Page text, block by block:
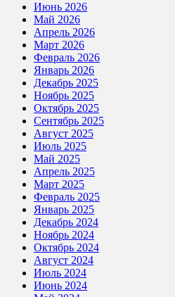
Июнь 2026
Май 2026
Апрель 2026
Март 2026
Февраль 2026
Январь 2026
Декабрь 2025
Ноябрь 2025
Октябрь 2025
Сентябрь 2025
Август 2025
Июль 2025
Май 2025
Апрель 2025
Март 2025
Февраль 2025
Январь 2025
Декабрь 2024
Ноябрь 2024
Октябрь 2024
Август 2024
Июль 2024
Июнь 2024